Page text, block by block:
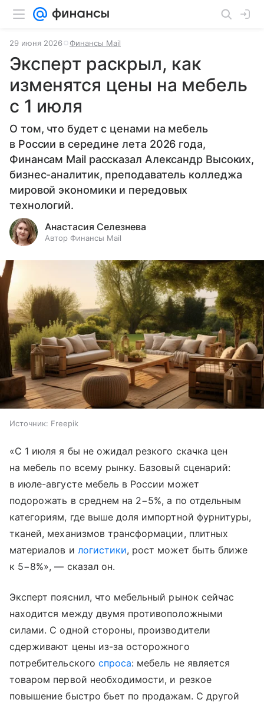
29 июня 2026 Финансы Mail
Эксперт раскрыл, как
изменятся цены на мебель
с 1 июля
О том, что будет с ценами на мебель
в России в середине лета 2026 года,
Финансам Mail рассказал Александр Высоких,
бизнес-аналитик, преподаватель колледжа
мировой экономики и передовых
технологий.
Анастасия Селезнева
Автор Финансы Mail
Источник: Freepik
«С 1 июля я бы не ожидал резкого скачка цен
на мебель по всему рынку. Базовый сценарий:
в июле-августе мебель в России может
подорожать в среднем на 2−5%, а по отдельным
категориям, где выше доля импортной фурнитуры,
тканей, механизмов трансформации, плитных
материалов и логистики, рост может быть ближе
к 5−8%», — сказал он.
Эксперт пояснил, что мебельный рынок сейчас
находится между двумя противоположными
силами. С одной стороны, производители
сдерживают цены из-за осторожного
потребительского спроса: мебель не является
товаром первой необходимости, и резкое
повышение быстро бьет по продажам. С другой